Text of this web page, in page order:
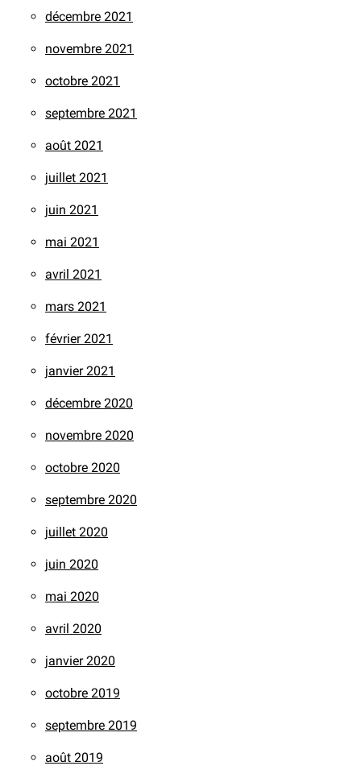
décembre 2021
novembre 2021
octobre 2021
septembre 2021
août 2021
juillet 2021
juin 2021
mai 2021
avril 2021
mars 2021
février 2021
janvier 2021
décembre 2020
novembre 2020
octobre 2020
septembre 2020
juillet 2020
juin 2020
mai 2020
avril 2020
janvier 2020
octobre 2019
septembre 2019
août 2019